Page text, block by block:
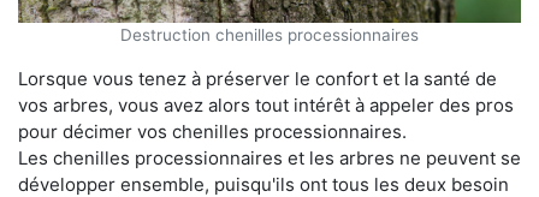
Destruction chenilles processionnaires
Lorsque vous tenez à préserver le confort et la santé de
vos arbres, vous avez alors tout intérêt à appeler des pros
pour décimer vos chenilles processionnaires.
Les chenilles processionnaires et les arbres ne peuvent se
développer ensemble, puisqu'ils ont tous les deux besoin